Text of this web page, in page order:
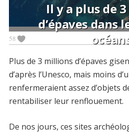
Il y a plus de
d’épaves dans
58
Plus de 3 millions d’épaves
d’après l’Unesco, mais moins
renfermeraient assez d’objets
rentabiliser leur renflouement.
De nos jours, ces sites